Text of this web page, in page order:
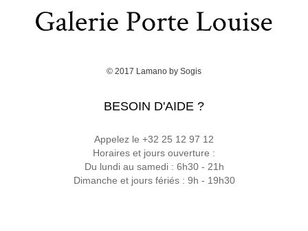
© 2017 Lamano by Sogis
BESOIN D'AIDE ?
Appelez le +32 25 12 97 12
Horaires et jours ouverture :
Du lundi au samedi : 6h30 - 21h
Dimanche et jours fériés : 9h - 19h30